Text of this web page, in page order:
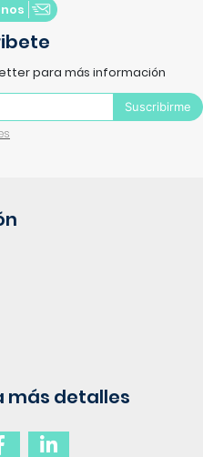
para más información
Suscribirme
más detalles